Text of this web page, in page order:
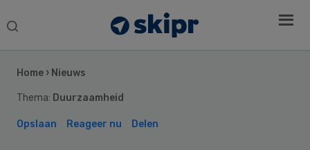
Search
Home › Nieuws
Thema: Duurzaamheid
Opslaan Reageer nu Delen
Sidebar